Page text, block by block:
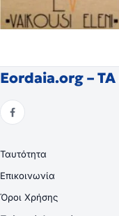
Eordaia.org –
Ταυτότητα
Επικοινωνία
Όροι Χρήσης